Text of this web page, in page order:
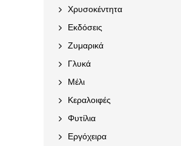
Χρυσοκέντητα
Εκδόσεις
Ζυμαρικά
Γλυκά
Μέλι
Κεραλοιφές
Φυτίλια
Εργόχειρα